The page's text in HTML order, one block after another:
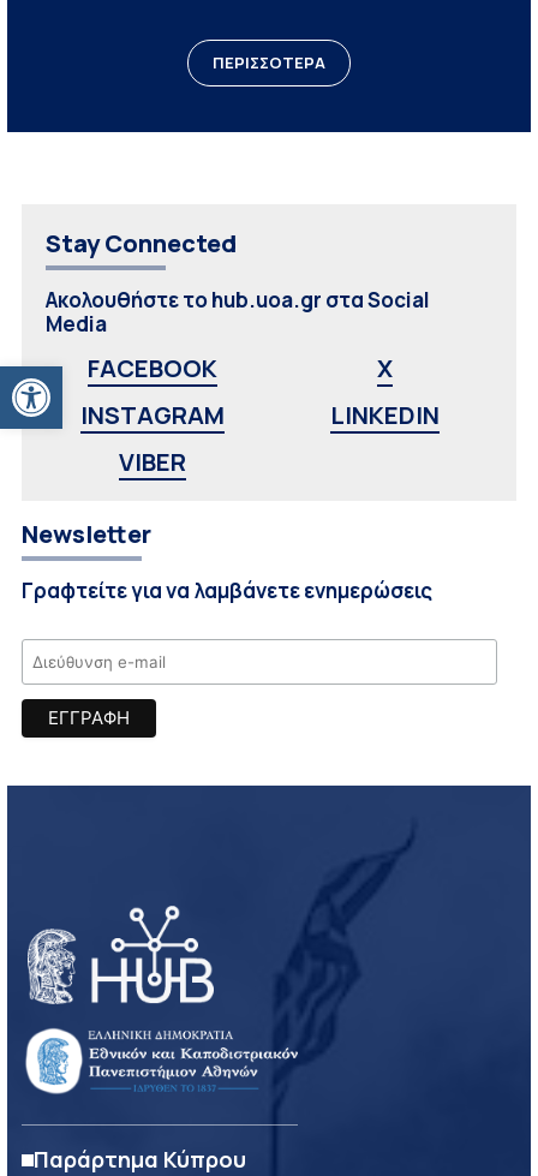
Ανοίξτε τη γραμμή εργαλείων
ΠΕΡΙΣΣΟΤΕΡΑ
Stay Connected
Ακολουθήστε το hub.uoa.gr στα Social
Media
FACEBOOK
X
INSTAGRAM
LINKEDIN
VIBER
Newsletter
Γραφτείτε για να λαμβάνετε ενημερώσεις
Παράρτημα Κύπρου